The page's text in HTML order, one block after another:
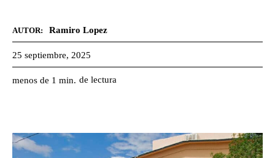
AUTOR: Ramiro Lopez
25 septiembre, 2025
menos de 1 min. de lectura